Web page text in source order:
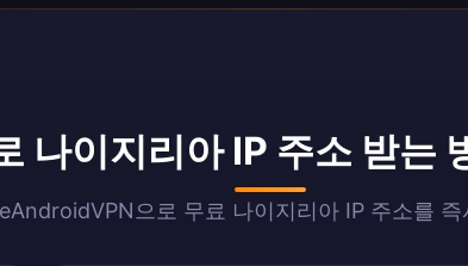
나이지리아 IP 주소 받는
으로 무료 나이지리아 IP 주소를 즉